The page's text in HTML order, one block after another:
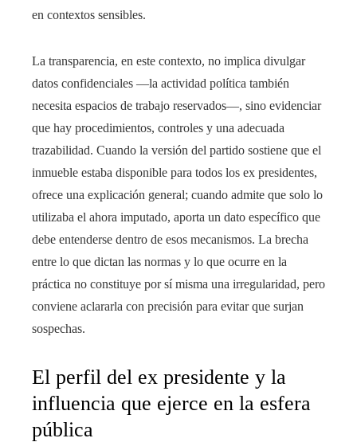
en contextos sensibles.
La transparencia, en este contexto, no implica divulgar
datos confidenciales —la actividad política también
necesita espacios de trabajo reservados—, sino evidenciar
que hay procedimientos, controles y una adecuada
trazabilidad. Cuando la versión del partido sostiene que el
inmueble estaba disponible para todos los ex presidentes,
ofrece una explicación general; cuando admite que solo lo
utilizaba el ahora imputado, aporta un dato específico que
debe entenderse dentro de esos mecanismos. La brecha
entre lo que dictan las normas y lo que ocurre en la
práctica no constituye por sí misma una irregularidad, pero
conviene aclararla con precisión para evitar que surjan
sospechas.
El perfil del ex presidente y la
influencia que ejerce en la esfera
pública